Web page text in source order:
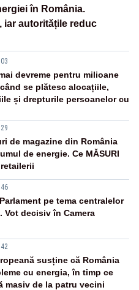
în România.
iar autoritățile reduc
devreme pentru milioane
se plătesc alocațiile,
și drepturile persoanelor cu
de magazine din România
de energie. Ce MĂSURI
pe tema centralelor
Vot decisiv în Camera
susține că România
cu energia, în timp ce
masiv de la patru vecini